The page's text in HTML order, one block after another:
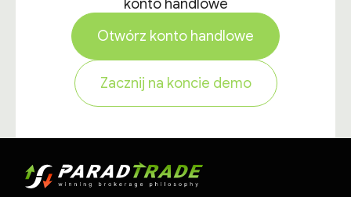
konto handlowe
Otwórz konto handlowe
Zacznij na koncie demo